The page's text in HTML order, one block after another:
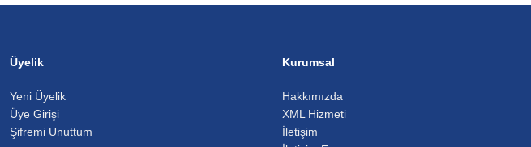
Üyelik
Yeni Üyelik
Üye Girişi
Şifremi Unuttum
Kurumsal
Hakkımızda
XML Hizmeti
İletişim